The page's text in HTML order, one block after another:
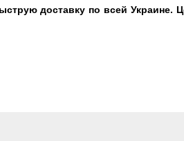
доставку по всей Украине.